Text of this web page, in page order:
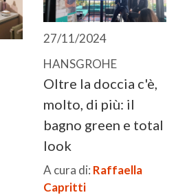
27/11/2024
HANSGROHE
Oltre la doccia c'è,
molto, di più: il
bagno green e total
look
A cura di: Raffaella
Capritti